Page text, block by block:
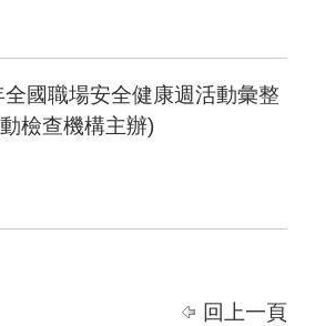
國職場安全健康週活動彙整
檢查機構主辦)
回上一頁